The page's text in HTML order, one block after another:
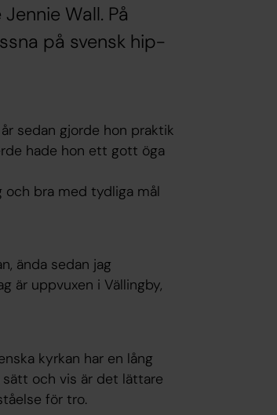
Wall. På
på svensk hip-
sedan gjorde hon praktik
hade hon ett gott öga
bra med tydliga mål
ända sedan jag
är uppvuxen i Vällingby,
kyrkan har en lång
och vis är det lättare
för tro.